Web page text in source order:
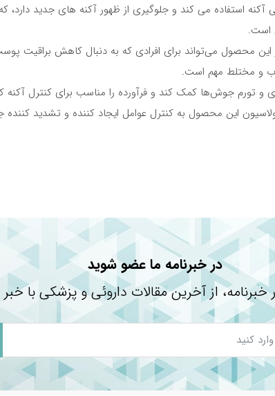
آکنه استفاده می کند و جلوگیری از ظهور آکنه های جدید دارد،
است.
محصول می‌تواند برای افرادی که به دنبال کاهش براقیت
و مختلط مهم است.
تورم جوش‌ها کمک کند و فرآورده را مناسب برای کنترل آکنه
این محصول به کنترل عوامل ایجاد کننده و تشدید
را به عنوان پایه زیر آرایش هم استفاده کرد؟
محصول توصیه می‌شود؟
است که کاربران از نتایج واقعی تجربیات خود را به اشتراک
در خبرنامه ما عضو شوید
از آخرین مقالات داروئی و پزشکی با